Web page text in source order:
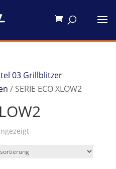
03 Grillblitzer
/ SERIE ECO XLOW2